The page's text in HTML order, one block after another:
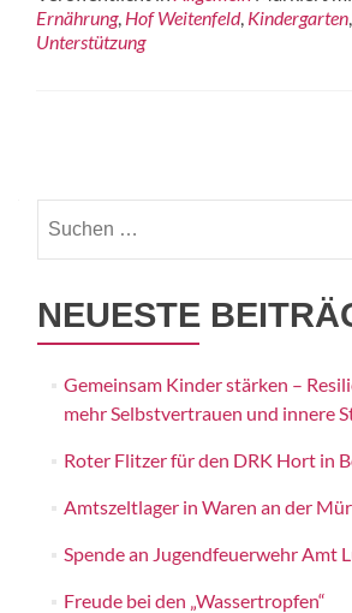
Kita
Ernährung, Hof Weitenfeld, Kindergarten,
Unterstützung
Navigation
nach:
NEUESTE
Gemeinsam Kinder stärken –
mehr Selbstvertrauen und innere
Roter Flitzer für den DRK Hort in
Amtszeltlager in Waren an der
Spende an Jugendfeuerwehr Amt
Freude bei den „Wassertropfen“